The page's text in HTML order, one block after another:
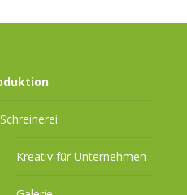
Schreinerei
Kreativ für Unternehmen